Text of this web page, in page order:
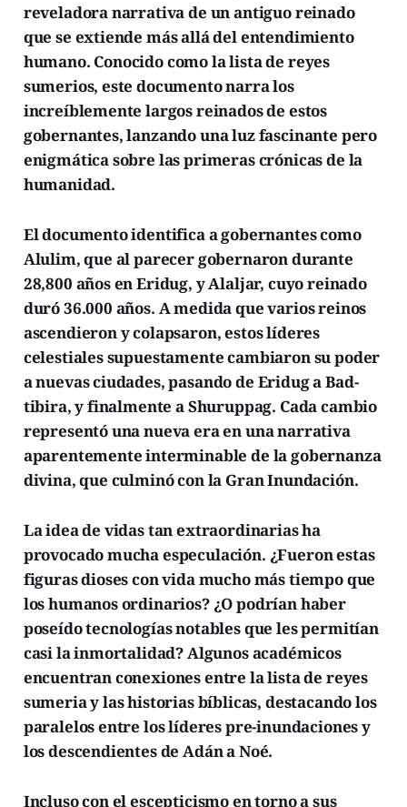
reveladora narrativa de un antiguo reinado
que se extiende más allá del entendimiento
humano. Conocido como la lista de reyes
sumerios, este documento narra los
increíblemente largos reinados de estos
gobernantes, lanzando una luz fascinante pero
enigmática sobre las primeras crónicas de la
humanidad.
El documento identifica a gobernantes como
Alulim, que al parecer gobernaron durante
28,800 años en Eridug, y Alaljar, cuyo reinado
duró 36.000 años. A medida que varios reinos
ascendieron y colapsaron, estos líderes
celestiales supuestamente cambiaron su poder
a nuevas ciudades, pasando de Eridug a Bad-
tibira, y finalmente a Shuruppag. Cada cambio
representó una nueva era en una narrativa
aparentemente interminable de la gobernanza
divina, que culminó con la Gran Inundación.
La idea de vidas tan extraordinarias ha
provocado mucha especulación. ¿Fueron estas
figuras dioses con vida mucho más tiempo que
los humanos ordinarios? ¿O podrían haber
poseído tecnologías notables que les permitían
casi la inmortalidad? Algunos académicos
encuentran conexiones entre la lista de reyes
sumeria y las historias bíblicas, destacando los
paralelos entre los líderes pre-inundaciones y
los descendientes de Adán a Noé.
Incluso con el escepticismo en torno a sus